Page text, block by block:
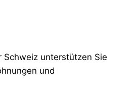
Schweiz unterstützen Sie
und